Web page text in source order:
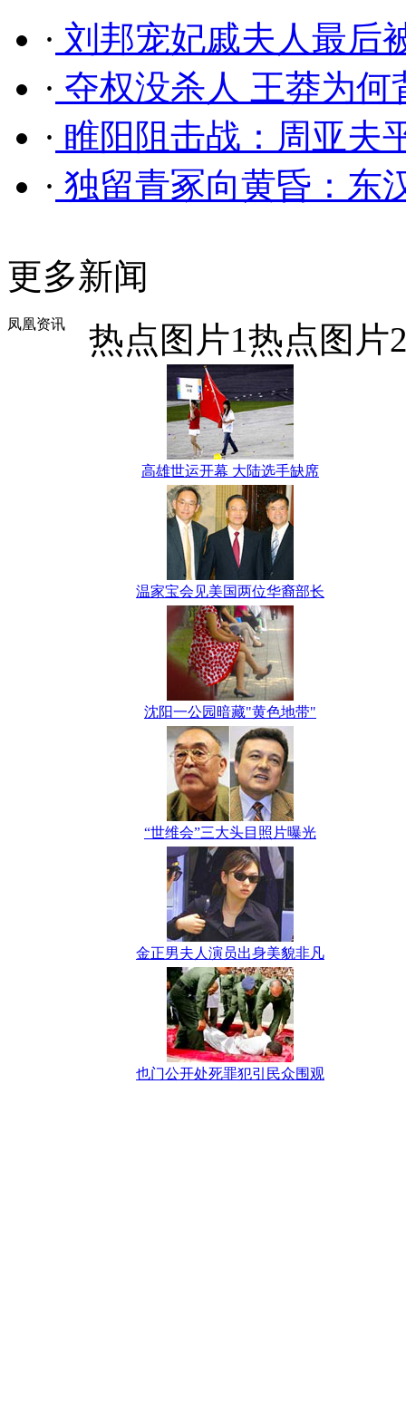
· 刘邦宠妃戚夫人最后
· 夺权没杀人 王莽为何
· 睢阳阻击战：周亚夫
· 独留青冢向黄昏：东
更多新闻
凤凰资讯 热点图片1热点图片
高雄世运开幕 大陆选手缺席
温家宝会见美国两位华裔部长
沈阳一公园暗藏"黄色地带"
“世维会”三大头目照片曝光
金正男夫人演员出身美貌非凡
也门公开处死罪犯引民众围观